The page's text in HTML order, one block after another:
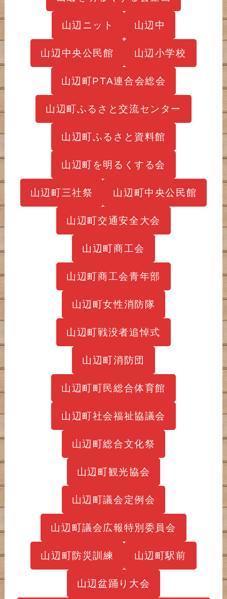
山辺ニット 山辺中
山辺中央公民館 山辺小学校
山辺町PTA連合会総会
山辺町ふるさと交流センター
山辺町ふるさと資料館
山辺町を明るくする会
山辺町三社祭 山辺町中央公民館
山辺町交通安全大会
山辺町商工会
山辺町商工会青年部
山辺町女性消防隊
山辺町戦没者追悼式
山辺町消防団
山辺町町民総合体育館
山辺町社会福祉協議会
山辺町総合文化祭
山辺町観光協会
山辺町議会定例会
山辺町議会広報特別委員会
山辺町防災訓練 山辺町駅前
山辺盆踊り大会